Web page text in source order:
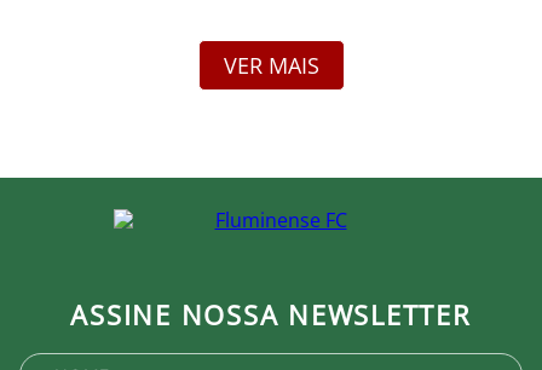
Nome: Camisa Fluminense Bordado Azul Mineral
Garantia: Contra defeito de fabricação
Compare as medidas com esta tabela.
G - 110 - 114
GG - 114 - 118
XG - 118 - 120
VER MAIS
ASSINE NOSSA NEWSLETTER